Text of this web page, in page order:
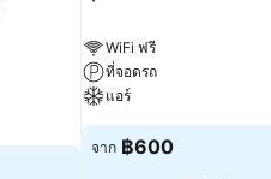
WiFi ฟรี
ที่จอดรถ
แอร์
จาก ฿600